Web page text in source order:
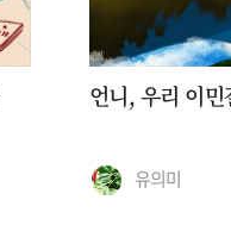
언니, 우리 이
유의미